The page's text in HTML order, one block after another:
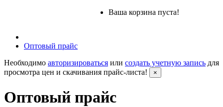
Ваша корзина пуста!
Оптовый прайс
Необходимо авторизироваться или создать учетную запись для
просмотра цен и скачивания прайс-листа!
×
Оптовый прайс